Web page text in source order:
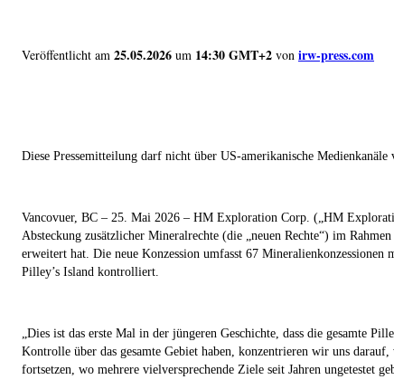
Veröffentlicht am 25.05.2026 um 14:30 GMT+2 von irw-press.com
Diese Pressemitteilung darf nicht über US-amerikanische Medienkanäle
Vancovuer, BC – 25. Mai 2026 – HM Exploration Corp. („ HM
Absteckung zusätzlicher Mineralrechte (die „ neuen Rechte“) im Rahmen
erweitert hat. Die neue Konzession umfasst 67
Pilley’s Island kontrolliert.
Dies ist das erste Mal in der jüngeren Geschichte, dass die gesamte
Kontrolle über das gesamte Gebiet haben, konzentrieren wir uns
fortsetzen, wo mehrere vielversprechende Ziele seit Jahren ungetestet